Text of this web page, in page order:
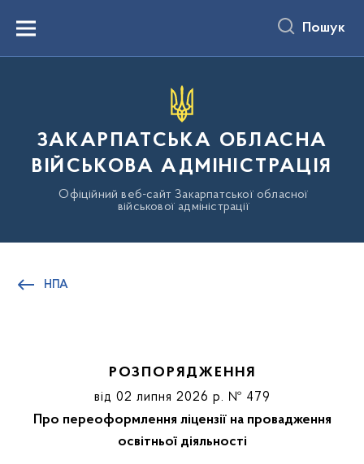
вмістуMenu Пошук
ЗАКАРПАТСЬКА ОБЛАСНА
ВІЙСЬКОВА АДМІНІСТРАЦІЯ
Офіційний веб-сайт Закарпатської обласної
військової адміністрації
НПА
РОЗПОРЯДЖЕННЯ
від 02 липня 2026 р. № 479
Про переоформлення ліцензії на провадження
освітньої діяльності